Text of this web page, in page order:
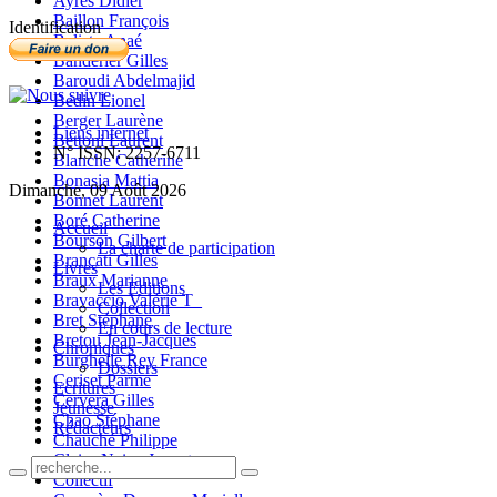
Baillon François
Balista Anaé
Banderier Gilles
Baroudi Abdelmajid
Bedin Lionel
Berger Laurène
Bettoni Laurent
Blanche Catherine
Bonasia Mattia
Bonnet Laurent
Boré Catherine
Bourson Gilbert
Brancati Gilles
Braux Marianne
Bravaccio Valérie T_
Bret Stéphane
Bretou Jean-Jacques
Burghelle Rey France
Ceriset Parme
Cervera Gilles
Chao Stéphane
Chauché Philippe
Claire-Neige Jaunet
Collectif
Identification
Liens internet
N° ISSN: 2257-6711
Dimanche, 09 Août 2026
Accueil
La charte de participation
Livres
Les Editions
Collection
En cours de lecture
Chroniques
Dossiers
Ecritures
Jeunesse
Rédacteurs